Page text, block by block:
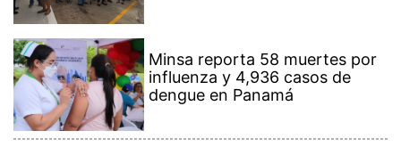
influenza y 4,936 casos de
dengue en Panamá